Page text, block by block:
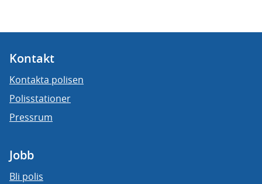
Kontakt
Kontakta polisen
Polisstationer
Pressrum
Jobb
Bli polis